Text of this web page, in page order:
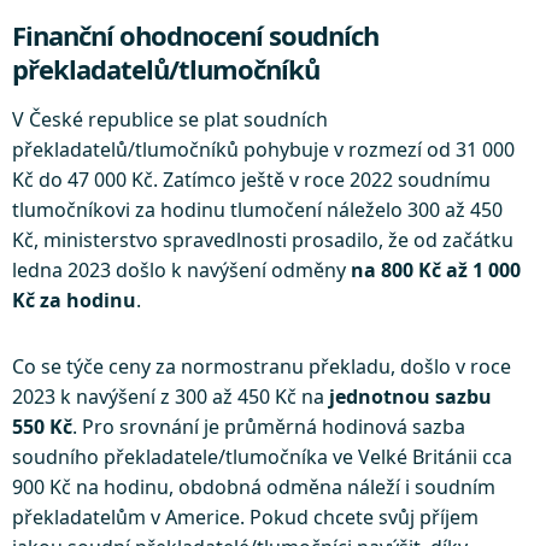
Finanční ohodnocení soudních
překladatelů/tlumočníků
V České republice se plat soudních
překladatelů/tlumočníků pohybuje v rozmezí od 31 000
Kč do 47 000 Kč. Zatímco ještě v roce 2022 soudnímu
tlumočníkovi za hodinu tlumočení náleželo 300 až 450
Kč, ministerstvo spravedlnosti prosadilo, že od začátku
ledna 2023 došlo k navýšení odměny na 800 Kč až 1 000
Kč za hodinu.
Co se týče ceny za normostranu překladu, došlo v roce
2023 k navýšení z 300 až 450 Kč na jednotnou sazbu
550 Kč. Pro srovnání je průměrná hodinová sazba
soudního překladatele/tlumočníka ve Velké Británii cca
900 Kč na hodinu, obdobná odměna náleží i soudním
překladatelům v Americe. Pokud chcete svůj příjem